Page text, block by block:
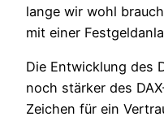
lange wir wohl
mit einer
Die Entwicklung des
noch stärker des
Zeichen für ein